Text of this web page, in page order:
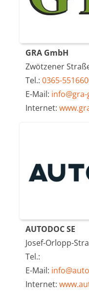
GRA GmbH
Zwötzener
Tel.:0365-
E-Mail:
Internet:
AUTODOC SE
Josef-Orlopp-
Tel.:
E-Mail:
Internet: